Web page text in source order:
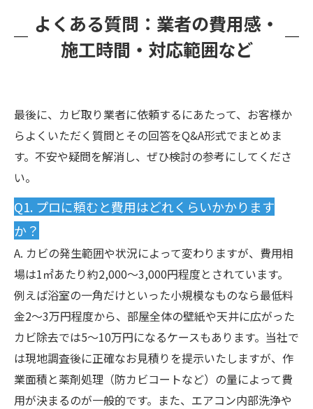
よくある質問：業者の費用感・
施工時間・対応範囲など
最後に、カビ取り業者に依頼するにあたって、お客様か
らよくいただく質問とその回答をQ&A形式でまとめま
す。不安や疑問を解消し、ぜひ検討の参考にしてくださ
い。
Q1. プロに頼むと費用はどれくらいかかります
か？
A. カビの発生範囲や状況によって変わりますが、費用相
場は1㎡あたり約2,000〜3,000円程度とされています。
例えば浴室の一角だけといった小規模なものなら最低料
金2〜3万円程度から、部屋全体の壁紙や天井に広がった
カビ除去では5〜10万円になるケースもあります。当社で
は現地調査後に正確なお見積りを提示いたしますが、作
業面積と薬剤処理（防カビコートなど）の量によって費
用が決まるのが一般的です。また、エアコン内部洗浄や